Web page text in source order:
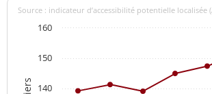
Source : indicateur d’accessibilité potentielle localisée
140
150
160